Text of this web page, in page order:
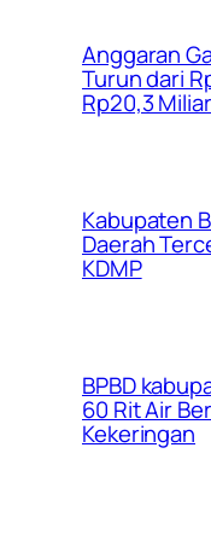
Anggaran
Turun dari
Rp20,3 Miliar
Kabupaten
Daerah
KDMP
BPBD
60 Rit Air
Kekeringan